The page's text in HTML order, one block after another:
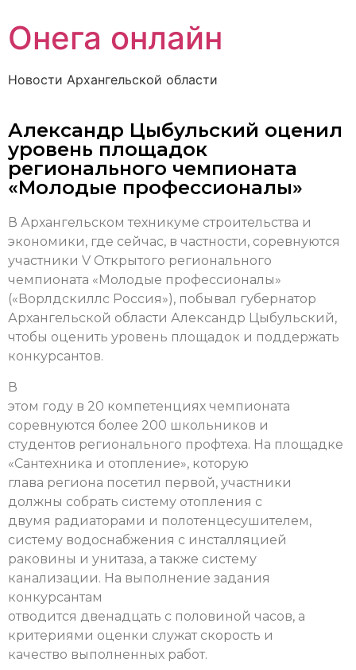
Онега онлайн
Новости Архангельской области
Александр Цыбульский оценил
уровень площадок
регионального чемпионата
«Молодые профессионалы»
В Архангельском техникуме строительства и
экономики, где сейчас, в частности, соревнуются
участники V Открытого регионального
чемпионата «Молодые профессионалы»
(«Ворлдскиллс Россия»), побывал губернатор
Архангельской области Александр Цыбульский,
чтобы оценить уровень площадок и поддержать
конкурсантов.
В
этом году в 20 компетенциях чемпионата
соревнуются более 200 школьников и
студентов регионального профтеха. На площадке
«Сантехника и отопление», которую
глава региона посетил первой, участники
должны собрать систему отопления с
двумя радиаторами и полотенцесушителем,
систему водоснабжения с инсталляцией
раковины и унитаза, а также систему
канализации. На выполнение задания
конкурсантам
отводится двенадцать с половиной часов, а
критериями оценки служат скорость и
качество выполненных работ.